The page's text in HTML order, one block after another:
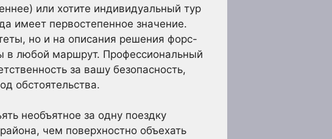
или хотите индивидуальный тур
имеет первостепенное значение.
но и на описания решения форс-
в любой маршрут. Профессиональный
за вашу безопасность,
обстоятельства.
необъятное за одну поездку
чем поверхностно объехать